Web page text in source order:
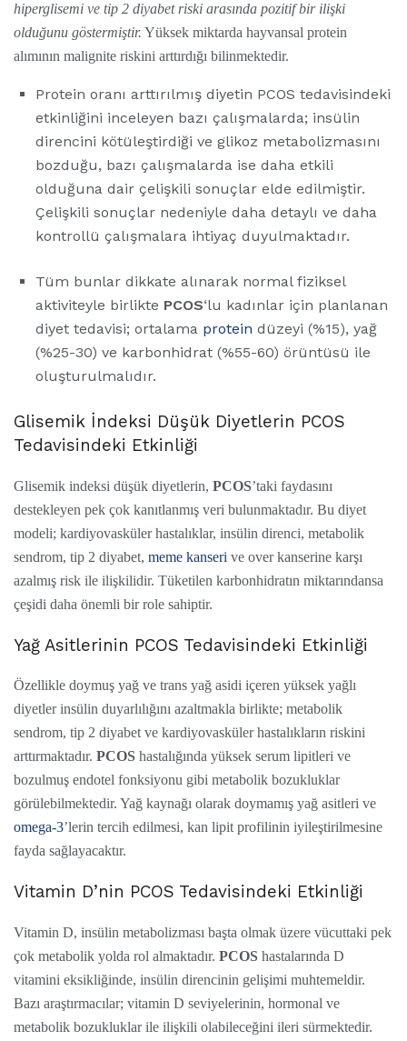
hiperglisemi ve tip 2 diyabet riski arasında pozitif bir ilişki
olduğunu göstermiştir. Yüksek miktarda hayvansal protein
alımının malignite riskini arttırdığı bilinmektedir.
Protein oranı arttırılmış diyetin PCOS tedavisindeki
etkinliğini inceleyen bazı çalışmalarda; insülin
direncini kötüleştirdiği ve glikoz metabolizmasını
bozduğu, bazı çalışmalarda ise daha etkili
olduğuna dair çelişkili sonuçlar elde edilmiştir.
Çelişkili sonuçlar nedeniyle daha detaylı ve daha
kontrollü çalışmalara ihtiyaç duyulmaktadır.
Tüm bunlar dikkate alınarak normal fiziksel
aktiviteyle birlikte PCOS‘lu kadınlar için planlanan
diyet tedavisi; ortalama protein düzeyi (%15), yağ
(%25-30) ve karbonhidrat (%55-60) örüntüsü ile
oluşturulmalıdır.
Glisemik İndeksi Düşük Diyetlerin PCOS
Tedavisindeki Etkinliği
Glisemik indeksi düşük diyetlerin, PCOS’taki faydasını
destekleyen pek çok kanıtlanmış veri bulunmaktadır. Bu diyet
modeli; kardiyovasküler hastalıklar, insülin direnci, metabolik
sendrom, tip 2 diyabet, meme kanseri ve over kanserine karşı
azalmış risk ile ilişkilidir. Tüketilen karbonhidratın miktarındansa
çeşidi daha önemli bir role sahiptir.
Yağ Asitlerinin PCOS Tedavisindeki Etkinliği
Özellikle doymuş yağ ve trans yağ asidi içeren yüksek yağlı
diyetler insülin duyarlılığını azaltmakla birlikte; metabolik
sendrom, tip 2 diyabet ve kardiyovasküler hastalıkların riskini
arttırmaktadır. PCOS hastalığında yüksek serum lipitleri ve
bozulmuş endotel fonksiyonu gibi metabolik bozukluklar
görülebilmektedir. Yağ kaynağı olarak doymamış yağ asitleri ve
omega-3’lerin tercih edilmesi, kan lipit profilinin iyileştirilmesine
fayda sağlayacaktır.
Vitamin D’nin PCOS Tedavisindeki Etkinliği
Vitamin D, insülin metabolizması başta olmak üzere vücuttaki pek
çok metabolik yolda rol almaktadır. PCOS hastalarında D
vitamini eksikliğinde, insülin direncinin gelişimi muhtemeldir.
Bazı araştırmacılar; vitamin D seviyelerinin, hormonal ve
metabolik bozukluklar ile ilişkili olabileceğini ileri sürmektedir.